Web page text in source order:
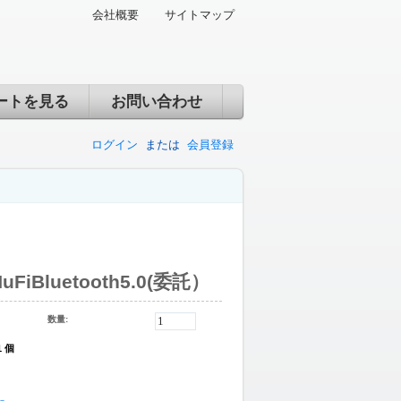
会社概要 サイトマップ
トを見る お問い合わせ
ログイン または 会員登録
委託）
個
数量: